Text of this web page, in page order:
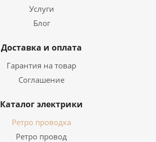
Услуги
Блог
Доставка и оплата
Гарантия на товар
Соглашение
Каталог электрики
Ретро проводка
Ретро провод